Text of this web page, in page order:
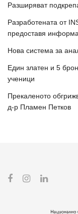
Разширяват
Разработената от
предоставя
Нова система за
Един златен и 5
ученици
Прекаленото
д-р Пламен Петков